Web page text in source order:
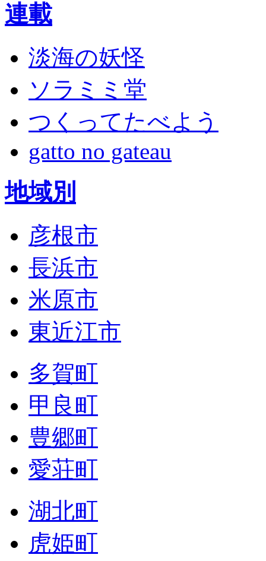
連載
淡海の妖怪
ソラミミ堂
つくってたべよう
gatto no gateau
地域別
彦根市
長浜市
米原市
東近江市
多賀町
甲良町
豊郷町
愛荘町
湖北町
虎姫町